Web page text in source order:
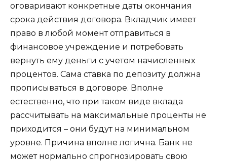
оговаривают конкретные даты окончания
срока действия договора. Вкладчик имеет
право в любой момент отправиться в
финансовое учреждение и потребовать
вернуть ему деньги с учетом начисленных
процентов. Сама ставка по депозиту должна
прописываться в договоре. Вполне
естественно, что при таком виде вклада
рассчитывать на максимальные проценты не
приходится – они будут на минимальном
уровне. Причина вполне логична. Банк не
может нормально спрогнозировать свою